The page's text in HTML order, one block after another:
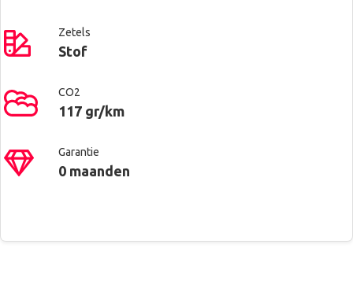
Zetels
Stof
CO2
117 gr/km
Garantie
0 maanden